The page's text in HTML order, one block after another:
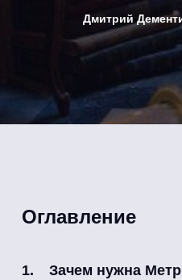
Дмитрий
Оглавление
Зачем нужна